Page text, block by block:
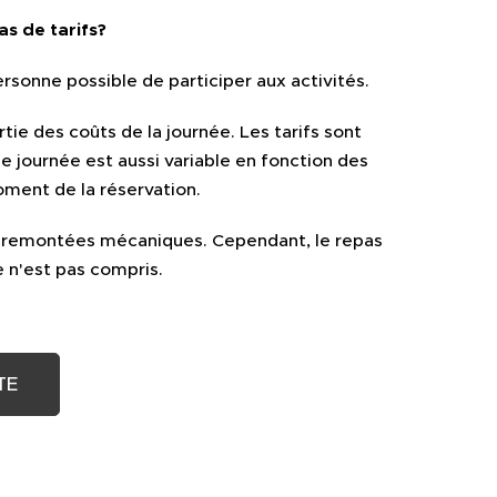
de tarifs?
possible de participer aux activités.
des coûts de la journée. Les tarifs sont
journée est aussi variable en fonction des
de la réservation.
mécaniques. Cependant, le repas
n'est pas compris.